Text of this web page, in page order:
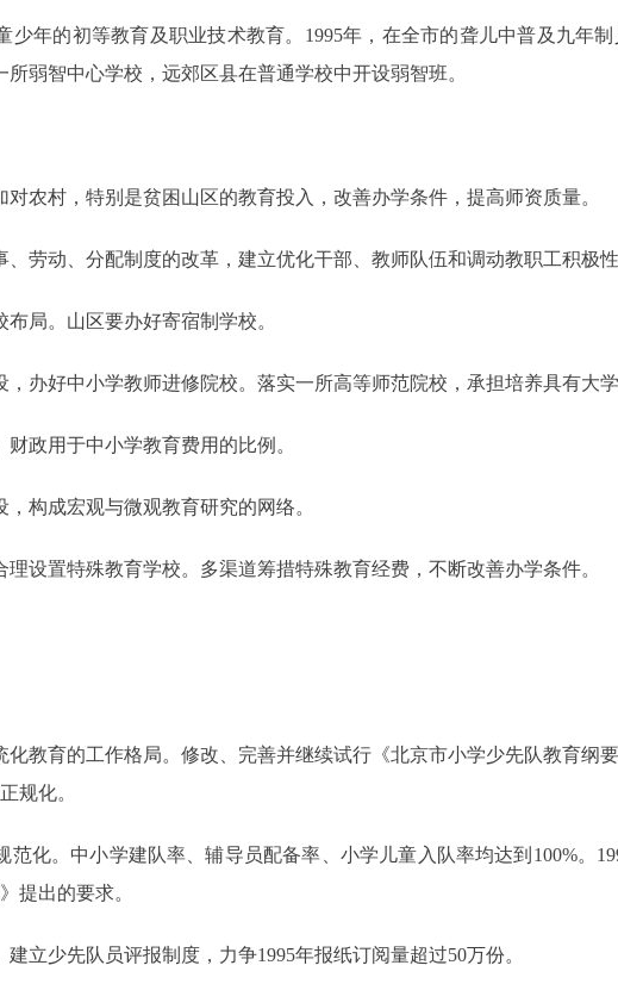
年的初等教育及职业技术教育。1995年，在全市的聋儿中普及九年制
所弱智中心学校，远郊区县在普通学校中开设弱智班。
村，特别是贫困山区的教育投入，改善办学条件，提高师资质量。
动、分配制度的改革，建立优化干部、教师队伍和调动教职工积极性
局。山区要办好寄宿制学校。
好中小学教师进修院校。落实一所高等师范院校，承担培养具有大学
政用于中小学教育费用的比例。
构成宏观与微观教育研究的网络。
置特殊教育学校。多渠道筹措特殊教育经费，不断改善办学条件。
育的工作格局。修改、完善并继续试行《北京市小学少先队教育纲
规化。
。中小学建队率、辅导员配备率、小学儿童入队率均达到100%。
提出的要求。
少先队员评报制度，力争1995年报纸订阅量超过50万份。